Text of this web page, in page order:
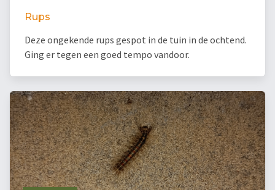
Rups
Deze ongekende rups gespot in de tuin in de ochtend.
Ging er tegen een goed tempo vandoor.